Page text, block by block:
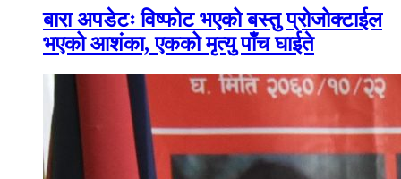
बारा अपडेटः विष्फोट भएको बस्तु प्रोजोक्टाईल
भएको आशंका, एकको मृत्यु पाँच घाईते